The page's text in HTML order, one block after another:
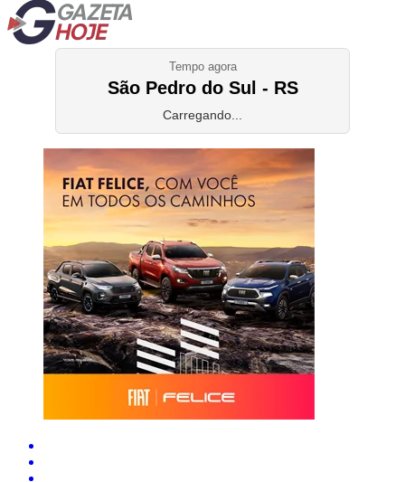
Tempo agora
São Pedro do Sul - RS
Carregando...